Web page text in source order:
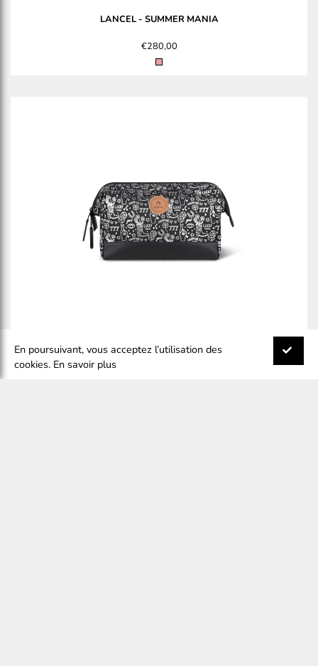
LANCEL- SUMMER MANIA
€280,00
CABAIA- TRAVEL KIT
TROUSSE DE TOILETTE
En poursuivant, vous acceptez l’utilisation des
cookies. En savoir plus